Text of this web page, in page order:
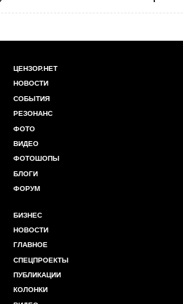
ЦЕНЗОР.НЕТ
НОВОСТИ
СОБЫТИЯ
РЕЗОНАНС
ФОТО
ВИДЕО
ФОТОШОПЫ
БЛОГИ
ФОРУМ
БИЗНЕС
НОВОСТИ
ГЛАВНОЕ
СПЕЦПРОЕКТЫ
ПУБЛИКАЦИИ
КОЛОНКИ